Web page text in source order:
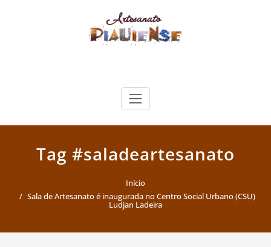
Artesanato Piauiense
Tag #saladeartesanato
Início
Sala de Artesanato é inaugurada no Centro Social Urbano (CSU)
Ludjan Ladeira